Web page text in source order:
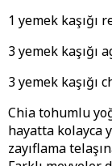
1 yemek kaşığı
3 yemek kaşığı
3 yemek kaşığı
Chia tohumlu
hayatta kolayca
zayıflama